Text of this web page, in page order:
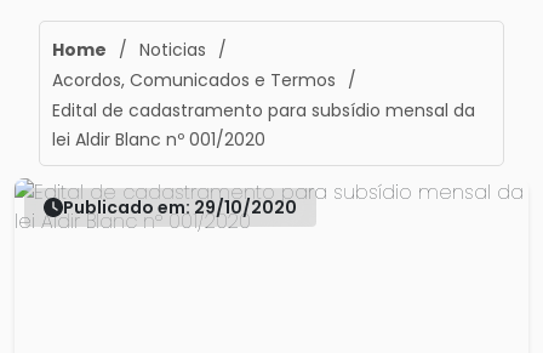
Home / Noticias /
Acordos, Comunicados e Termos /
Edital de cadastramento para subsídio mensal da
lei Aldir Blanc nº 001/2020
Publicado em: 29/10/2020